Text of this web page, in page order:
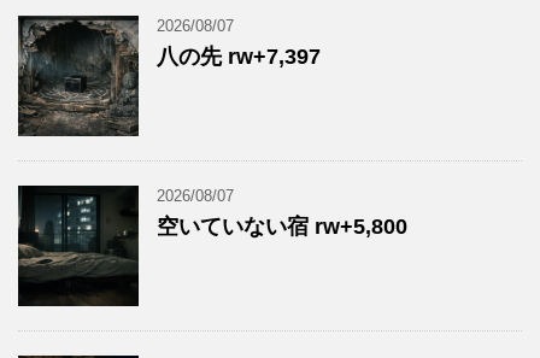
2026/08/07
八の先 rw+7,397
2026/08/07
空いていない宿 rw+5,800